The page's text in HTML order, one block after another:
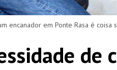
encanador em Ponte Rasa é coisa
de